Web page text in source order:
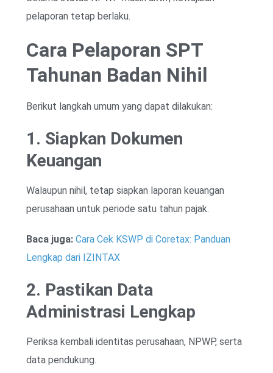
pelaporan tetap berlaku.
Cara Pelaporan SPT
Tahunan Badan Nihil
Berikut langkah umum yang dapat dilakukan:
1. Siapkan Dokumen
Keuangan
Walaupun nihil, tetap siapkan laporan keuangan
perusahaan untuk periode satu tahun pajak.
Baca juga: Cara Cek KSWP di Coretax: Panduan
Lengkap dari IZINTAX
2. Pastikan Data
Administrasi Lengkap
Periksa kembali identitas perusahaan, NPWP, serta
data pendukung.